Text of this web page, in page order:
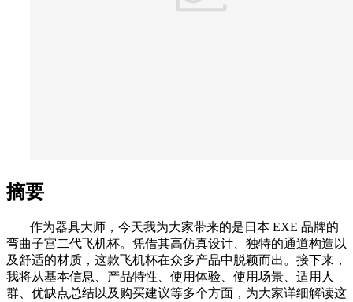
摘要
作为器具大师，今天我为大家带来的是日本 EXE 品牌的
弯曲子宫二代飞机杯。凭借其高仿真设计、独特的通道构造以
及舒适的材质，这款飞机杯在众多产品中脱颖而出。接下来，
我将从基本信息、产品特性、使用体验、使用场景、适用人
群、优缺点总结以及购买建议等多个方面，为大家详细解读这